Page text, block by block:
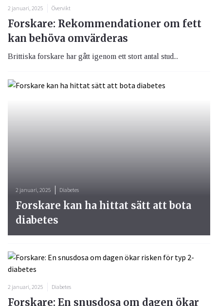
2 januari, 2025 Övervikt
Forskare: Rekommendationer om fett
kan behöva omvärderas
Brittiska forskare har gått igenom ett stort antal stud...
2 januari, 2025 Diabetes
Forskare kan ha hittat sätt att bota
diabetes
2 januari, 2025 Diabetes
Forskare: En snusdosa om dagen ökar